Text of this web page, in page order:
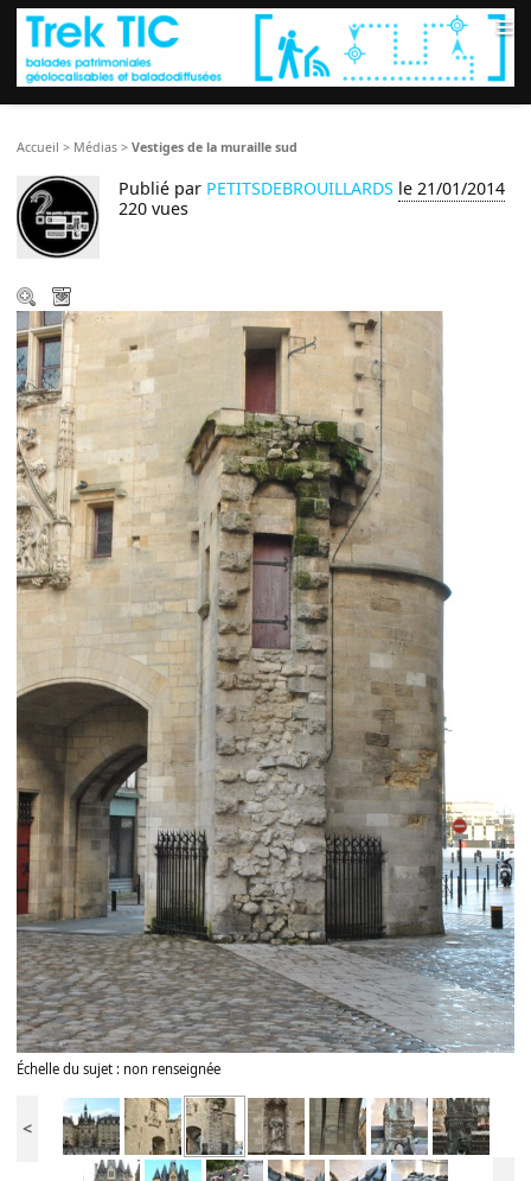
≡
Accueil > Médias >Vestiges de la muraille sud
Publié par PETITSDEBROUILLARDS le 21/01/2014
220 vues
Échelle du sujet : non renseignée
<